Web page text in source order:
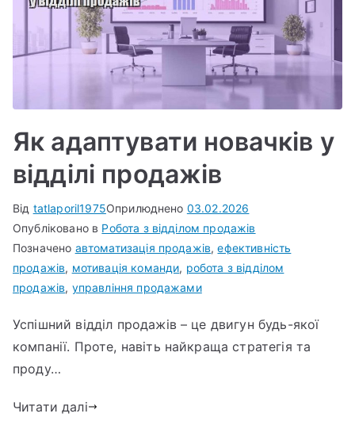
Як адаптувати новачків у
відділі продажів
Від tatlaporil1975Оприлюднено 03.02.2026
Опубліковано в Робота з відділом продажів
Позначено автоматизація продажів,ефективність
продажів, мотивація команди, робота з відділом
продажів, управління продажами
Успішний відділ продажів – це двигун будь-якої
компанії. Проте, навіть найкраща стратегія та
проду…
Читати далі